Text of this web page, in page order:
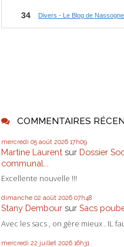
COMMENTAIRES
mercredi 05 août 2026 17h09
Martine Laurent sur Dossier
communal...
Excellente nouvelle !!!
dimanche 02 août 2026 07h48
Stany Dembour sur Sacs
Avec les sacs , on gère mieux . IL
mercredi 22 juillet 2026 16h31